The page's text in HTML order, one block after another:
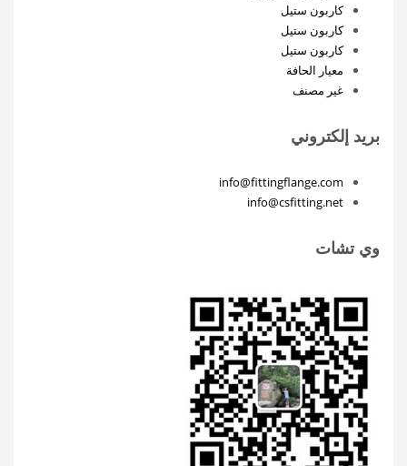
كاربون ستيل
كاربون ستيل
كاربون ستيل
معيار الحافة
غير مصنف
بريد إلكتروني
info@fittingflange.com
info@csfitting.net
وي تشات